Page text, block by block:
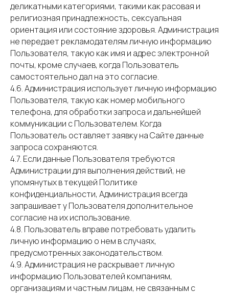
деликатными категориями, такими как расовая и
религиозная принадлежность, сексуальная
ориентация или состояние здоровья. Администрация
не передает рекламодателям личную информацию
Пользователя, такую как имя и адрес электронной
почты, кроме случаев, когда Пользователь
самостоятельно дал на это согласие.
4.6. Администрация использует личную информацию
Пользователя, такую как номер мобильного
телефона, для обработки запроса и дальнейшей
коммуникации с Пользователем. Когда
Пользователь оставляет заявку на Сайте данные
запроса сохраняются.
4.7. Если данные Пользователя требуются
Администрации для выполнения действий, не
упомянутых в текущей Политике
конфиденциальности, Администрация всегда
запрашивает у Пользователя дополнительное
согласие на их использование.
4.8. Пользователь вправе потребовать удалить
личную информацию о нем в случаях,
предусмотренных законодательством.
4.9. Администрация не раскрывает личную
информацию Пользователей компаниям,
организациям и частным лицам, не связанным с